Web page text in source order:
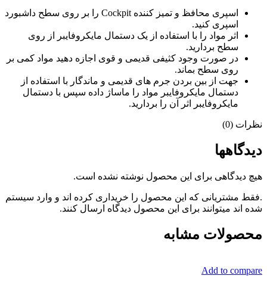
اسپری محافظ و تمیز کننده Cockpit را بر روی سطح داشبورد
اسپری کنید.
اثر مواد را با استفاده از یک دستمال مایکروفایبر از روی
سطح بردارید.
در صورت وجود کثیفی قدیمی و قوی اجازه دهید مواد کمی بر
روی سطح بماند.
جهت از بین بردن جرم های قدیمی و ماندگار با استفاده از
دستمال مایکروفایبر مواد را ماساژ داده سپس با دستمال
مایکروفایبر اثر آن را بردارید.
نظرات (0)
دیدگاهها
هیچ دیدگاهی برای این محصول نوشته نشده است.
.فقط مشتریانی که این محصول را خریداری کرده اند و وارد سیستم
شده اند میتوانند برای این محصول دیدگاه ارسال کنند.
محصولات مشابه
Add to compare